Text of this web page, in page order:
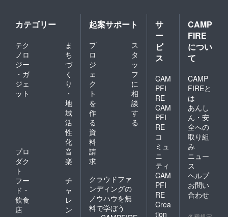
カテゴリー
テク
ノロ
ジー
・ガ
ジェ
ット
ま
ち
づ
く
り
・
地
域
活
性
化
プロ
ダク
ト
音
楽
フー
ド・
飲食
店
チ
ャ
レ
ン
起案サポート
プ
ロ
ジ
ェ
ク
ト
を
作
る
ス
タ
ッ
フ
に
相
談
す
る
資
料
請
求
クラウドファ
ンディングの
ノウハウを無
料で学ぼう
サ
ー
ビ
ス
CAM
PFI
RE
CAM
PFI
RE
コ
ミュ
ニ
ティ
CAM
PFI
RE
Crea
tion
CAMP
FIRE
につい
て
CAMP
FIREと
は
あんし
ん・安
全への
取り組
み
ニュー
ス
ヘルプ
お問い
合わせ